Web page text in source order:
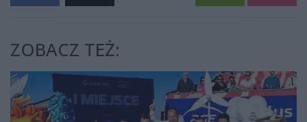
ZOBACZ TEŻ: